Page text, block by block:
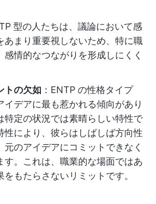
型の人たちは、議論において感
あまり重要視しないため、特に職
感情的なつながりを形成しにくく
トの欠如 ：ENTP の性格タイプ
イデアに最も惹かれる傾向があり
特定の状況では素晴らしい特性で
性により、彼らはしばしば方向性
元のアイデアにコミットできなく
す。これは、職業的な場面ではあ
をもたらさないリミットです。